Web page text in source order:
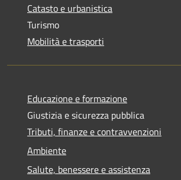
Catasto e urbanistica
Turismo
Mobilità e trasporti
Educazione e formazione
Giustizia e sicurezza pubblica
Tributi, finanze e contravvenzioni
Ambiente
Salute, benessere e assistenza